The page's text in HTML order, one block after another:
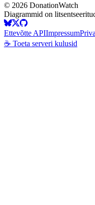
© 2026 DonationWatch
Diagrammid on
Ettevõtte APIImpressum
☕ Toeta serveri kulusid